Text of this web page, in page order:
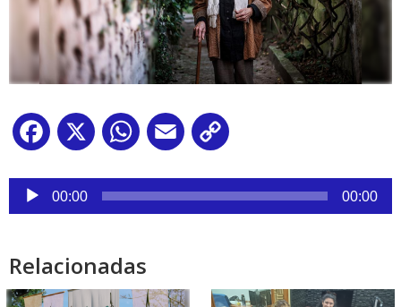
Facebook
X WhatsApp
Email
Reproductor
audio
00:00 00:00
Relacionadas